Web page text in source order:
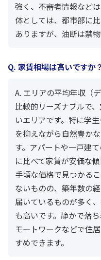
強く、不審者情報など
体としては、都市部に
ありますが、油断は禁物
Q. 家賃相場は高いですか？
A. エリアの平均年収（
比較的リーズナブルで
いエリアです。特に学
を抑えながら自然豊か
す。アパートや一戸建
に比べて家賃が安価な
手頃な価格で見つかる
ないものの、築年数の
届いているものが多く
も高いです。静かで落
モートワークなどで住
すめできます。